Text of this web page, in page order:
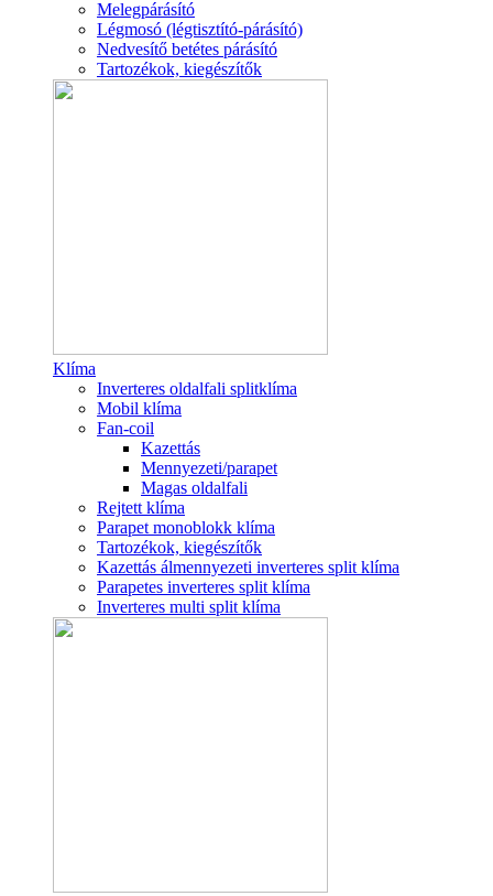
Melegpárásító
Légmosó (légtisztító-párásító)
Nedvesítő betétes párásító
Tartozékok, kiegészítők
Klíma
Inverteres oldalfali splitklíma
Mobil klíma
Fan-coil
Kazettás
Mennyezeti/parapet
Magas oldalfali
Rejtett klíma
Parapet monoblokk klíma
Tartozékok, kiegészítők
Kazettás álmennyezeti inverteres split klíma
Parapetes inverteres split klíma
Inverteres multi split klíma